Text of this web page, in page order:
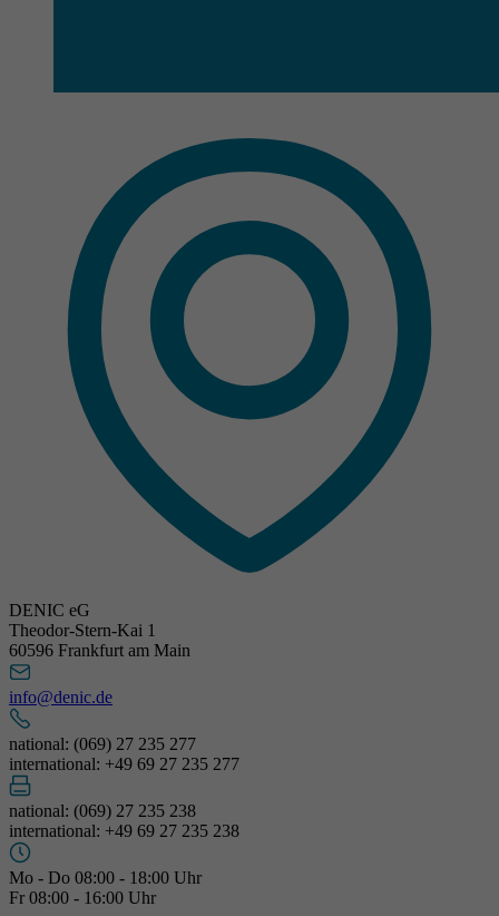
DENIC eG
Theodor-Stern-Kai 1
60596 Frankfurt am Main
info@denic.de
national: (069) 27 235 277
international: +49 69 27 235 277
national: (069) 27 235 238
international: +49 69 27 235 238
Mo - Do 08:00 - 18:00 Uhr
Fr 08:00 - 16:00 Uhr